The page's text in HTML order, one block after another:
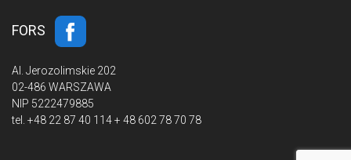
FORS
Al. Jerozolimskie 202
02-486 WARSZAWA
NIP 5222479885
tel. +48 22 87 40 114 + 48 602 78 70 78